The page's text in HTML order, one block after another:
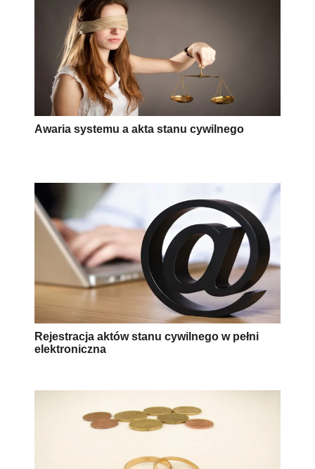
Awaria systemu a akta stanu cywilnego
Rejestracja aktów stanu cywilnego w pełni
elektroniczna